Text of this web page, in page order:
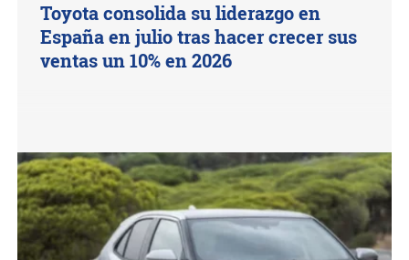
Toyota consolida su liderazgo en
España en julio tras hacer crecer sus
ventas un 10% en 2026